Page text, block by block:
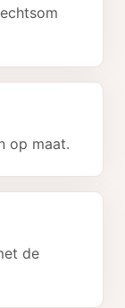
op maat.
de